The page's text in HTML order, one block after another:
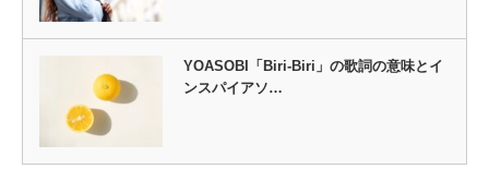
YOASOBI「Biri-Biri」の歌詞の意味とイ
ンスパイアソ…